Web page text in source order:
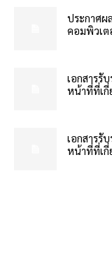
ประกาศผ
คอมพิวเต
เอกสารรั
หน้าที่ที่เกี่
เอกสารรั
หน้าที่ที่เกี่